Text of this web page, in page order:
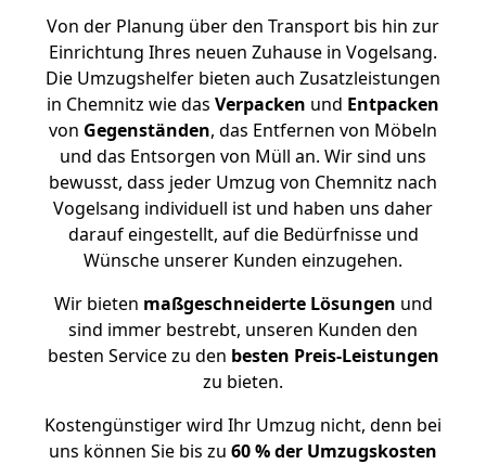
Von der Planung über den Transport bis hin zur
Einrichtung Ihres neuen Zuhause in Vogelsang.
Die Umzugshelfer bieten auch Zusatzleistungen
in Chemnitz wie das Verpacken und Entpacken
von Gegenständen, das Entfernen von Möbeln
und das Entsorgen von Müll an. Wir sind uns
bewusst, dass jeder Umzug von Chemnitz nach
Vogelsang individuell ist und haben uns daher
darauf eingestellt, auf die Bedürfnisse und
Wünsche unserer Kunden einzugehen.
Wir bieten maßgeschneiderte Lösungen und
sind immer bestrebt, unseren Kunden den
besten Service zu den besten Preis-Leistungen
zu bieten.
Kostengünstiger wird Ihr Umzug nicht, denn bei
uns können Sie bis zu 60 % der Umzugskosten